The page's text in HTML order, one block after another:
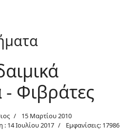
Φιβράτες
15 Μαρτίου 2010
: 14 Ιουλίου 2017
Εμφανίσεις: 17986